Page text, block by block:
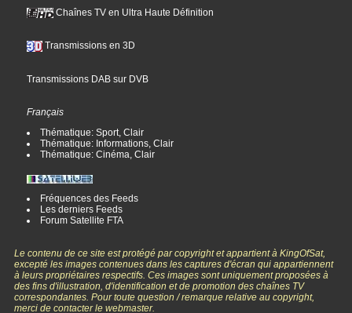
Chaînes TV en Ultra Haute Définition
Transmissions en 3D
Transmissions DAB sur DVB
Français
Thématique: Sport, Clair
Thématique: Informations, Clair
Thématique: Cinéma, Clair
Fréquences des Feeds
Les derniers Feeds
Forum Satellite FTA
Le contenu de ce site est protégé par copyright et appartient à KingOfSat,
excepté les images contenues dans les captures d'écran qui appartiennent
à leurs propriétaires respectifs. Ces images sont uniquement proposées à
des fins d'illustration, d'identification et de promotion des chaînes TV
correspondantes. Pour toute question / remarque relative au copyright,
merci de contacter le webmaster.